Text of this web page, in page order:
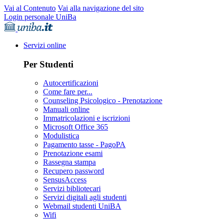
Vai al Contenuto Vai alla navigazione del sito
Login personale UniBa
Servizi online
Per Studenti
Autocertificazioni
Come fare per...
Counseling Psicologico - Prenotazione
Manuali online
Immatricolazioni e iscrizioni
Microsoft Office 365
Modulistica
Pagamento tasse - PagoPA
Prenotazione esami
Rassegna stampa
Recupero password
SensusAccess
Servizi bibliotecari
Servizi digitali agli studenti
Webmail studenti UniBA
Wifi